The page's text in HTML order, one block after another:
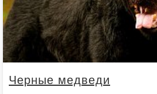
Черные медведи